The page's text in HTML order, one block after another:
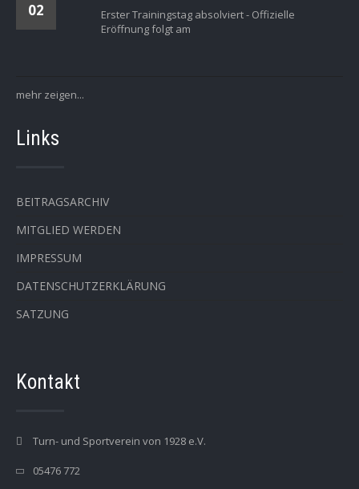
02
Erster Trainingstag absolviert - Offizielle
Eröffnung folgt am
mehr zeigen...
Links
BEITRAGSARCHIV
MITGLIED WERDEN
IMPRESSUM
DATENSCHUTZERKLÄRUNG
SATZUNG
Kontakt
Turn- und Sportverein von 1928 e.V.
05476 772